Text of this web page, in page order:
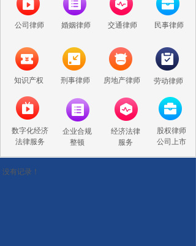
股权律师
公司上市
数字化经济
法律服务
经济法律
服务
企业合规
整顿
公司律师 婚姻律师 交通律师 民事律师
知识产权 刑事律师 房地产律师 劳动律师
没有记录！